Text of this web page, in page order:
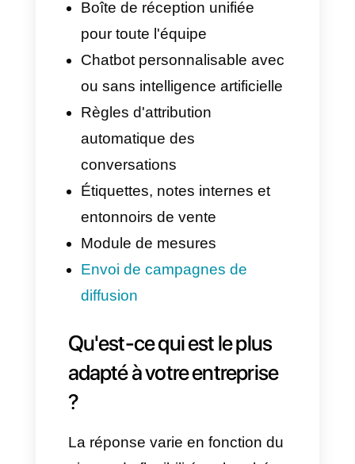
simple que de scanner un code
QR, et dès lors, le compte
WhatsApp est directement
connecté à Callbell. La grande
différence réside dans le fait
que, malgré l'utilisation de l'API,
l'entreprise conserve toutes les
fonctionnalités de l'application
mobile.
continuer à profiter de:
coordonner avec les clients